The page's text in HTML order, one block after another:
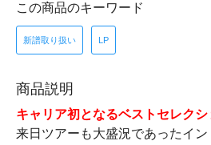
この商品のキーワード
新譜取り扱い LP
商品説明
キャリア初となるベストセレクシ
来日ツアーも大盛況であったイ